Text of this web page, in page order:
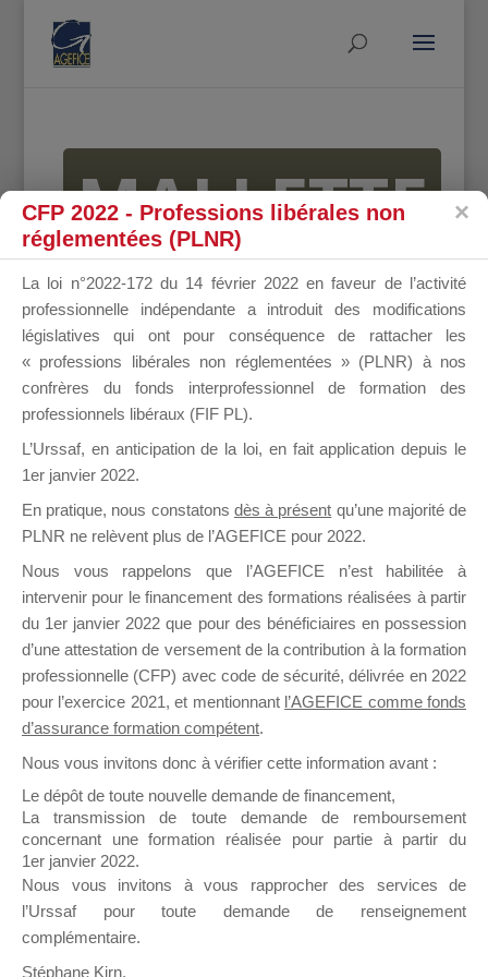
MALLETTE
DU
DIRIGEANT
il y a un mois
Ce groupe est destiné aux Organismes de
Formation qui souhaitent répondre à l’Appel à
Propositions Mallette du Dirigeant.
Ce groupe propose un forum dédié au support
sur lequel il est possible de laisser un message
ou poser une question.
NB : Il est nécessaire d’être
pouvoir rejoindre ce groupe
CFP 2022 - Professions libérales non
réglementées (PLNR)
La loi n°2022-172 du 14 février 2022 en faveur de l’activité
professionnelle indépendante a introduit des modifications
législatives qui ont pour conséquence de rattacher les
« professions libérales non réglementées » (PLNR) à nos
confrères du fonds interprofessionnel de formation des
professionnels libéraux (FIF PL).
L’Urssaf, en anticipation de la loi, en fait application depuis le
1er janvier 2022.
En pratique, nous constatons dès à présent qu’une majorité de
PLNR ne relèvent plus de l’AGEFICE pour 2022.
Nous vous rappelons que l’AGEFICE n’est habilitée à
intervenir pour le financement des formations réalisées à partir
du 1er janvier 2022 que pour des bénéficiaires en possession
d’une attestation de versement de la contribution à la formation
professionnelle (CFP) avec code de sécurité, délivrée en 2022
pour l’exercice 2021, et mentionnant l’AGEFICE comme fonds
d’assurance formation compétent.
Nous vous invitons donc à vérifier cette information avant :
Le dépôt de toute nouvelle demande de financement,
La transmission de toute demande de remboursement
concernant une formation réalisée pour partie à partir du
1er janvier 2022.
Nous vous invitons à vous rapprocher des services de
l’Urssaf pour toute demande de renseignement
complémentaire.
Stéphane Kirn,